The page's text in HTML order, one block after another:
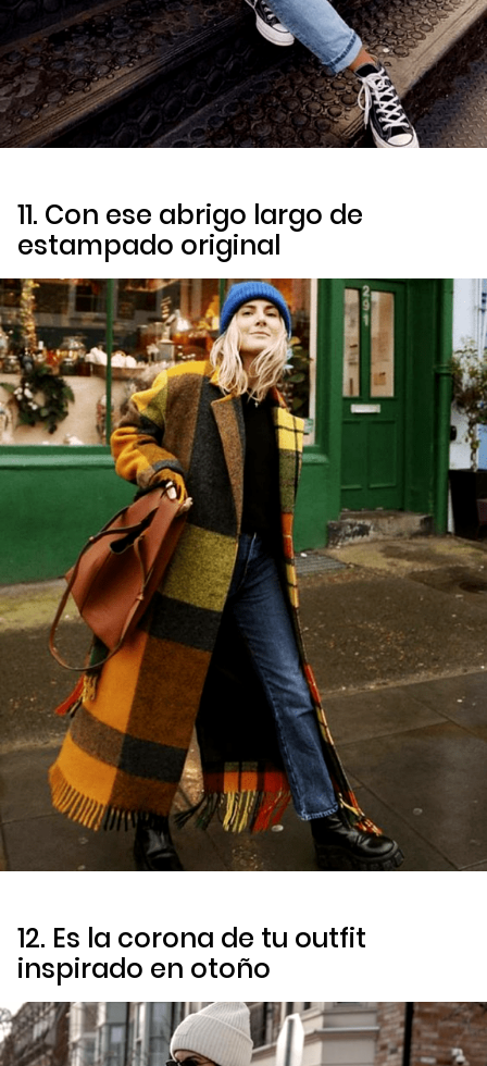
11. Con ese abrigo largo de
estampado original
12. Es la corona de tu outfit
inspirado en otoño